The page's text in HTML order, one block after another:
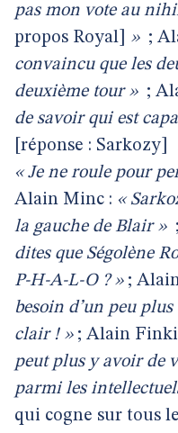
pas mon vote au
propos Royal]
» ;
convaincu que les
deuxième tour » ;
de savoir qui est
[réponse : Sarkozy]
« Je ne roule pour
Alain Minc : «
la gauche de Blair »
dites que Ségolène
P-H-A-L-O ? »;
besoin d’un peu
clair ! »; Alain
peut plus y avoir de
parmi les
qui cogne sur tous